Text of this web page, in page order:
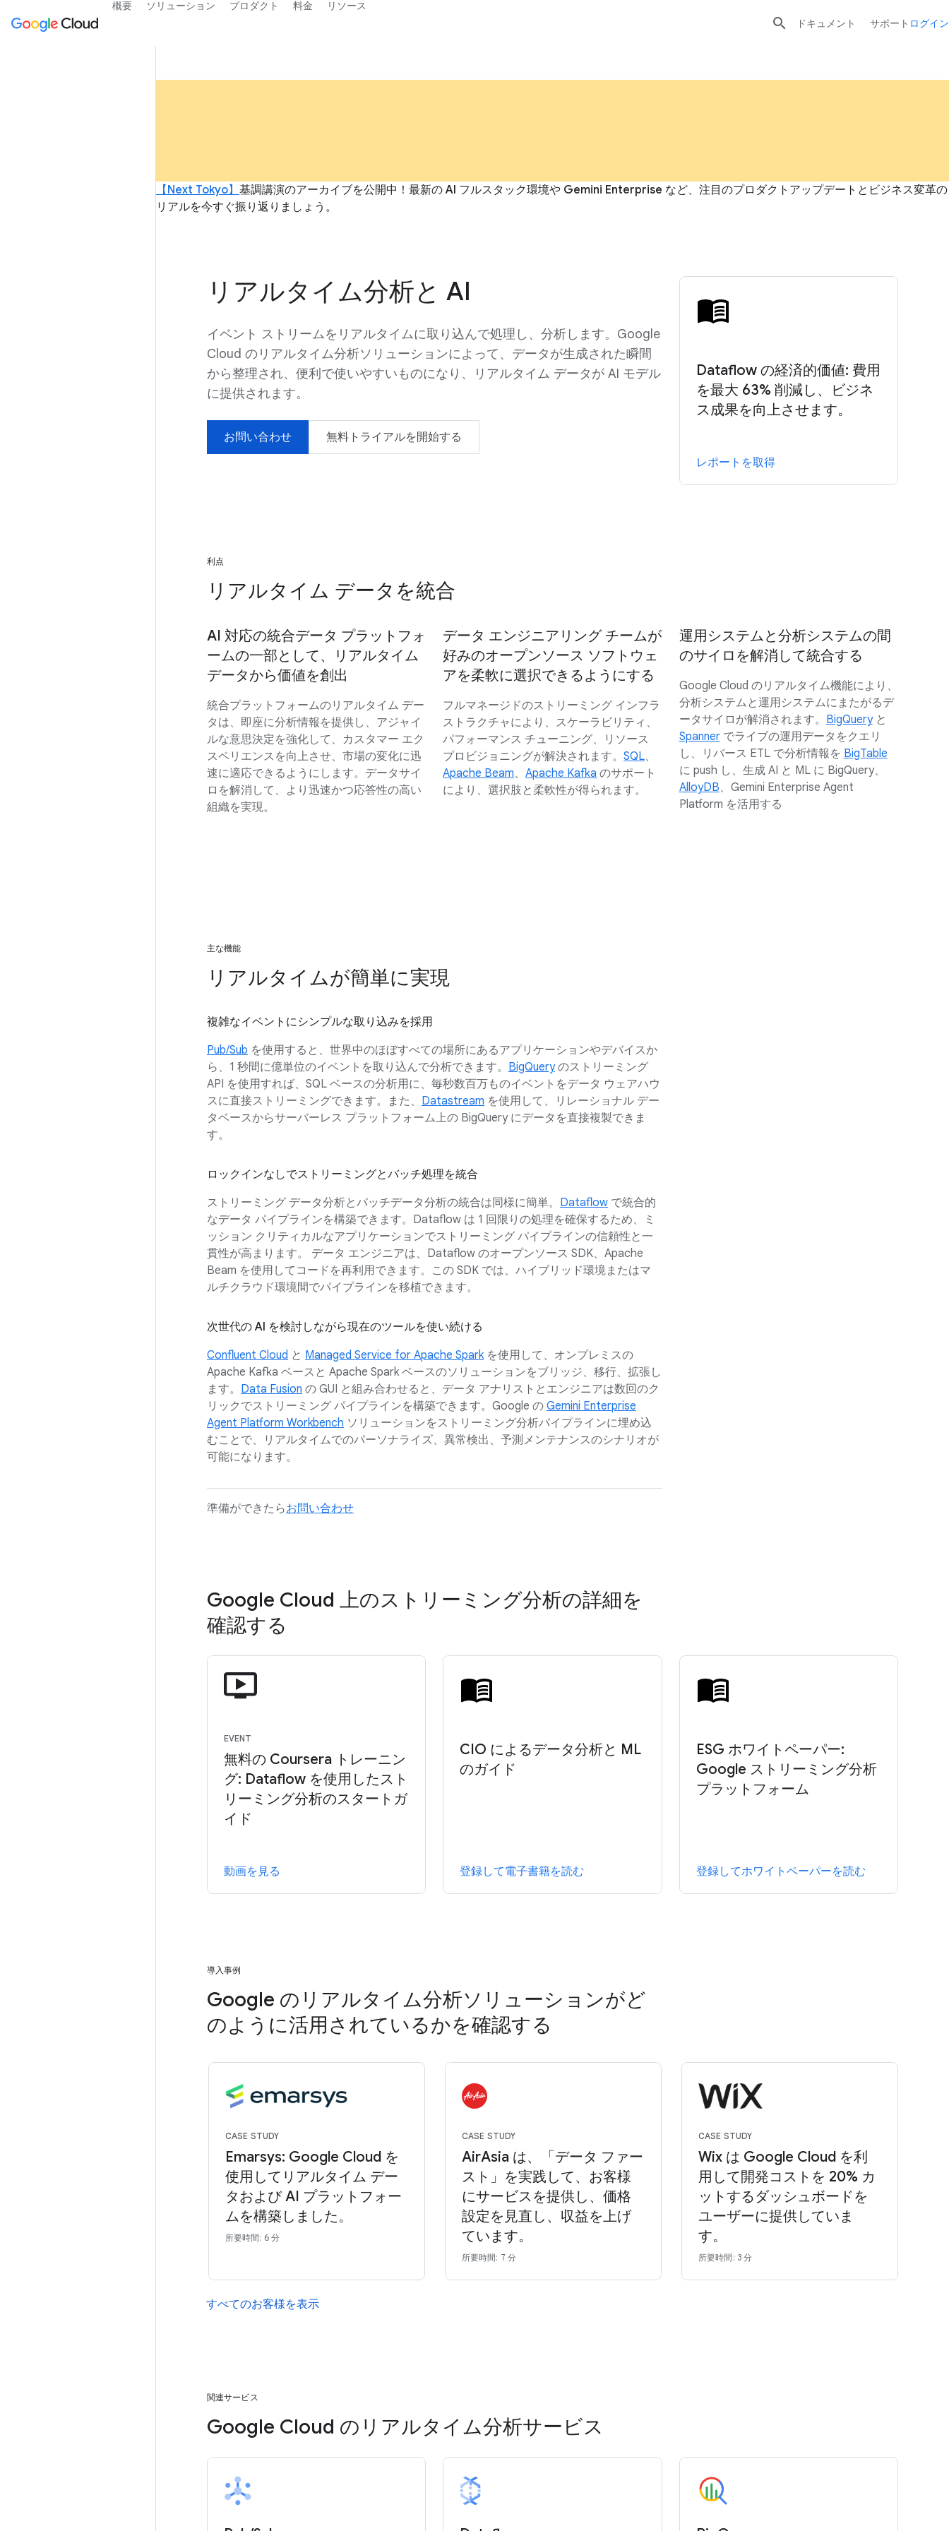
【Next Tokyo】 基調講演のアーカイブを公開中！最新の AI フルスタック環境や Gemini Enterprise など、注目のプロダクトアップデートとビジネス変革の
リアルを今すぐ振り返りましょう。
リアルタイム分析と AI
イベント ストリームをリアルタイムに取り込んで処理し、分析します。Google
Cloud のリアルタイム分析ソリューションによって、データが生成された瞬間
から整理され、便利で使いやすいものになり、リアルタイム データが AI モデル
に提供されます。
お問い合わせ 無料トライアルを開始する
Dataflow の経済的価値: 費用
を最大 63% 削減し、ビジネ
ス成果を向上させます。
レポートを取得
利点
リアルタイム データを統合
AI 対応の統合データ プラットフォ
ームの一部として、リアルタイム
データから価値を創出
統合プラットフォームのリアルタイム デー
タは、即座に分析情報を提供し、アジャイ
ルな意思決定を強化して、カスタマー エク
スペリエンスを向上させ、市場の変化に迅
速に適応できるようにします。データサイ
ロを解消して、より迅速かつ応答性の高い
組織を実現。
データ エンジニアリング チームが
好みのオープンソース ソフトウェ
アを柔軟に選択できるようにする
フルマネージドのストリーミング インフラ
ストラクチャにより、スケーラビリティ、
パフォーマンス チューニング、リソース
プロビジョニングが解決されます。SQL、
Apache Beam、Apache Kafka のサポート
により、選択肢と柔軟性が得られます。
運用システムと分析システムの間
のサイロを解消して統合する
Google Cloud のリアルタイム機能により、
分析システムと運用システムにまたがるデ
ータサイロが解消されます。 BigQueryと
Spannerでライブの運用データをクエリ
し、リバース ETL で分析情報を BigTable
に push し、生成 AI と ML に BigQuery、
AlloyDB、Gemini Enterprise Agent
Platform を活用する
主な機能
リアルタイムが簡単に実現
複雑なイベントにシンプルな取り込みを採用
Pub/Sub を使用すると、世界中のほぼすべての場所にあるアプリケーションやデバイスか
ら、1 秒間に億単位のイベントを取り込んで分析できます。 BigQueryのストリーミング
API を使用すれば、SQL ベースの分析用に、毎秒数百万ものイベントをデータ ウェアハウ
スに直接ストリーミングできます。また、 Datastream を使用して、リレーショナル デー
タベースからサーバーレス プラットフォーム上の BigQuery にデータを直接複製できま
す。
ロックインなしでストリーミングとバッチ処理を統合
ストリーミング データ分析とバッチデータ分析の統合は同様に簡単。 Dataflow で統合的
なデータ パイプラインを構築できます。Dataflow は 1 回限りの処理を確保するため、ミ
ッション クリティカルなアプリケーションでストリーミング パイプラインの信頼性と一
貫性が高まります。 データ エンジニアは、Dataflow のオープンソース SDK、Apache
Beam を使用してコードを再利用できます。この SDK では、ハイブリッド環境またはマ
ルチクラウド環境間でパイプラインを移植できます。
次世代の AI を検討しながら現在のツールを使い続ける
Confluent Cloud と Managed Service for Apache Sparkを使用して、オンプレミスの
Apache Kafka ベースと Apache Spark ベースのソリューションをブリッジ、移行、拡張し
ます。 Data Fusion の GUI と組み合わせると、データ アナリストとエンジニアは数回のク
リックでストリーミング パイプラインを構築できます。Google の Gemini Enterprise
Agent Platform Workbench ソリューションをストリーミング分析パイプラインに埋め込
むことで、リアルタイムでのパーソナライズ、異常検出、予測メンテナンスのシナリオが
可能になります。
準備ができたらお問い合わせ
Google Cloud 上のストリーミング分析の詳細を
確認する
EVENT
無料の Coursera トレーニン
グ: Dataflow を使用したスト
リーミング分析のスタートガ
イド
動画を見る
CIO によるデータ分析と ML
のガイド
登録して電子書籍を読む
ESG ホワイトペーパー:
Google ストリーミング分析
プラットフォーム
登録してホワイトペーパーを読む
導入事例
Google のリアルタイム分析ソリューションがど
のように活用されているかを確認する
CASE STUDY
Emarsys: Google Cloud を
使用してリアルタイム デー
タおよび AI プラットフォー
ムを構築しました。
所要時間: 6 分
CASE STUDY
AirAsia は、「データ ファー
スト」を実践して、お客様
にサービスを提供し、価格
設定を見直し、収益を上げ
ています。
所要時間: 7 分
CASE STUDY
Wix は Google Cloud を利
用して開発コストを 20% カ
ットするダッシュボードを
ユーザーに提供していま
す。
所要時間: 3 分
すべてのお客様を表示
関連サービス
Google Cloud のリアルタイム分析サービス
概要 ソリューション プロダクト 料金 リソース
 ドキュメント サポート ログイン